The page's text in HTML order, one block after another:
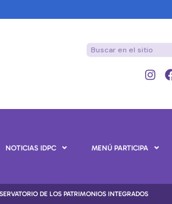
NOTICIAS IDPC MENÚ PARTICIPA
DE LOS PATRIMONIOS INTEGRADOS